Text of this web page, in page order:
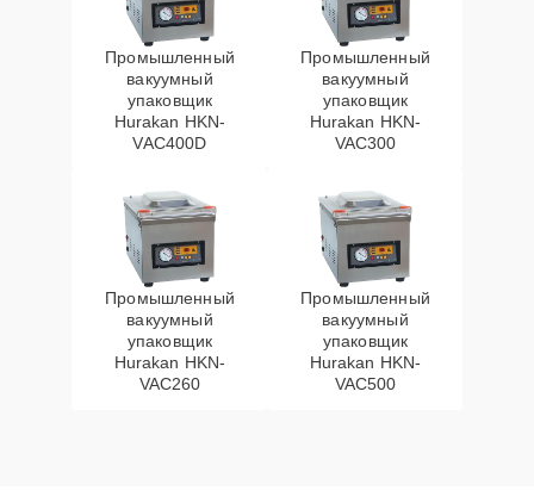
Промышленный
вакуумный
упаковщик
Hurakan HKN-
VAC400D
Промышленный
вакуумный
упаковщик
Hurakan HKN-
VAC300
Промышленный
вакуумный
упаковщик
Hurakan HKN-
VAC260
Промышленный
вакуумный
упаковщик
Hurakan HKN-
VAC500